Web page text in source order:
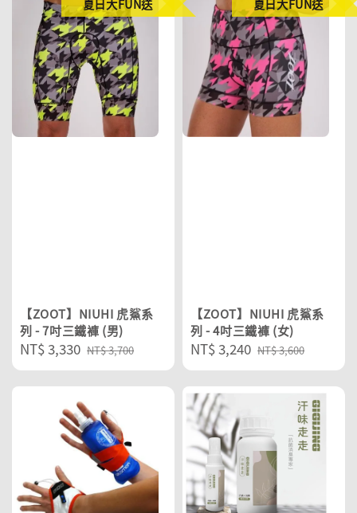
【ZOOT】NIUHI 虎鯊系
列 - 7吋三鐵褲 (男)
Sale
price
NT$ 3,330 Regular
price
NT$ 3,700
【ZOOT】NIUHI 虎鯊系
列 - 4吋三鐵褲 (女)
Sale
price
NT$ 3,240 Regular
price
NT$ 3,600